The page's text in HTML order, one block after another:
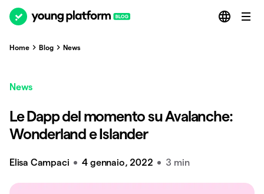
Home Blog News
News
Le Dapp del momento su Avalanche:
Wonderland e Islander
Elisa Campaci 4 gennaio, 2022 3 min